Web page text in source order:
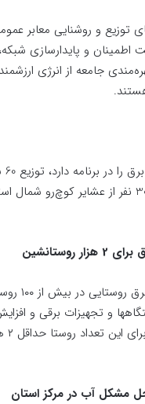
توزیع و روشنایی معابر
اطمینان و پایدارسازی
جامعه از انرژی
نیز از دیگر اقدامات است که حداقل تعداد
و تجهیزات برقی و
مشکل آب در مرکز استان